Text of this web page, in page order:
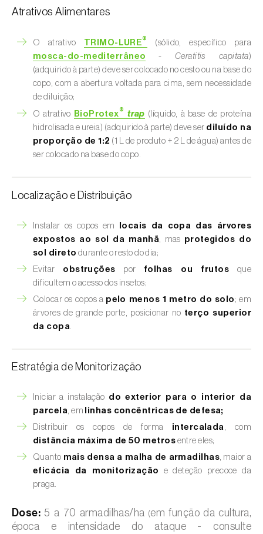
Atrativos Alimentares
O atrativo TRIMO-LURE®
(sólido, específico para
mosca-do-mediterrâneo - Ceratitis capitata)
(adquirido à parte) deve ser colocado no cesto ou na base do
copo, com a abertura voltada para cima, sem necessidade
de diluição;
O atrativo BioProtex® trap (líquido, à base de proteína
hidrolisada e ureia) (adquirido à parte) deve ser diluído na
proporção de 1:2 (1 L de produto + 2 L de água) antes de
ser colocado na base do copo.
Localização e Distribuição
Instalar os copos em
locais da copa das árvores
expostos ao sol da manhã , mas protegidos do
sol direto durante o resto do dia;
Evitar obstruções por folhas ou frutos que
dificultem o acesso dos insetos;
Colocar os copos a pelo menos 1 metro do solo ; em
árvores de grande porte, posicionar no terço superior
da copa
Estratégia de Monitorização
Iniciar a instalação do exterior para o interior da
parcela, em linhas concêntricas de defesa;
Distribuir os copos de forma intercalada , com
distância máxima de 50 metros entre eles;
Quanto mais densa a malha de armadilhas, maior a
eficácia da monitorização
e deteção precoce da
praga.
Dose: 5 a 70 armadilhas/ha (em função da cultura,
época e intensidade do ataque - consulte